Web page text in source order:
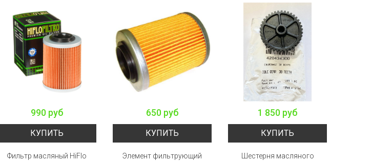
990 руб
КУПИТЬ
Фильтр масляный HiFlo
650 руб
КУПИТЬ
Элемент фильтрующий
1 850 руб
КУПИТЬ
Шестерня масляного